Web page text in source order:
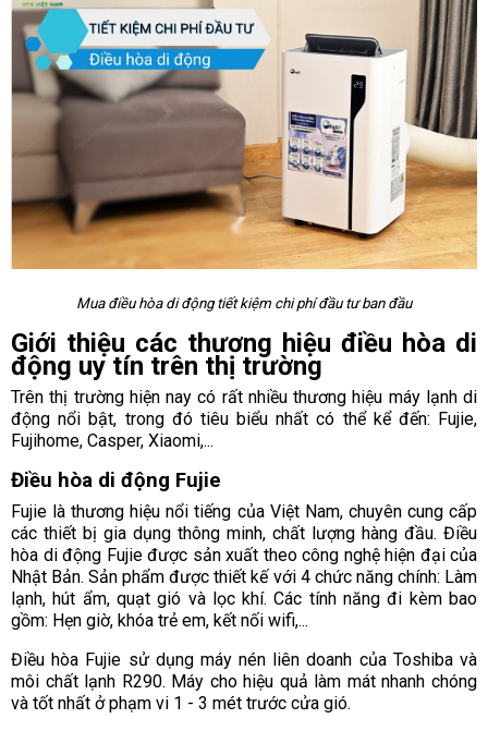
Mua điều hòa di động tiết kiệm chi phí đầu tư ban đầu
Giới thiệu các thương hiệu điều hòa di
động uy tín trên thị trường
Trên thị trường hiện nay có rất nhiều thương hiệu máy lạnh di
động nổi bật, trong đó tiêu biểu nhất có thể kể đến: Fujie,
Fujihome, Casper, Xiaomi,...
Điều hòa di động Fujie
Fujie là thương hiệu nổi tiếng của Việt Nam, chuyên cung cấp
các thiết bị gia dụng thông minh, chất lượng hàng đầu. Điều
hòa di động Fujie được sản xuất theo công nghệ hiện đại của
Nhật Bản. Sản phẩm được thiết kế với 4 chức năng chính: Làm
lạnh, hút ẩm, quạt gió và lọc khí. Các tính năng đi kèm bao
gồm: Hẹn giờ, khóa trẻ em, kết nối wifi,...
Điều hòa Fujie sử dụng máy nén liên doanh của Toshiba và
môi chất lạnh R290. Máy cho hiệu quả làm mát nhanh chóng
và tốt nhất ở phạm vi 1 - 3 mét trước cửa gió.